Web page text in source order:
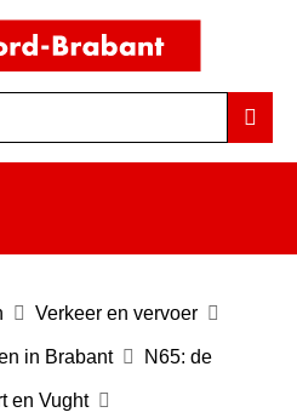
Ga
de
inhoud
Verkeer en vervoer
in Brabant N65: de
en Vught